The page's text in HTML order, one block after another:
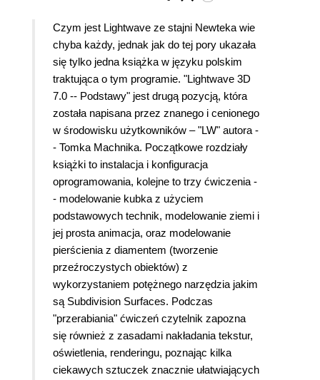
Czym jest Lightwave ze stajni Newteka wie
chyba każdy, jednak jak do tej pory ukazała
się tylko jedna książka w języku polskim
traktująca o tym programie. "Lightwave 3D
7.0 -- Podstawy" jest drugą pozycją, która
została napisana przez znanego i cenionego
w środowisku użytkowników – "LW" autora -
- Tomka Machnika. Początkowe rozdziały
książki to instalacja i konfiguracja
oprogramowania, kolejne to trzy ćwiczenia -
- modelowanie kubka z użyciem
podstawowych technik, modelowanie ziemi i
jej prosta animacja, oraz modelowanie
pierścienia z diamentem (tworzenie
przeźroczystych obiektów) z
wykorzystaniem potężnego narzędzia jakim
są Subdivision Surfaces. Podczas
"przerabiania" ćwiczeń czytelnik zapozna
się również z zasadami nakładania tekstur,
oświetlenia, renderingu, poznając kilka
ciekawych sztuczek znacznie ułatwiających